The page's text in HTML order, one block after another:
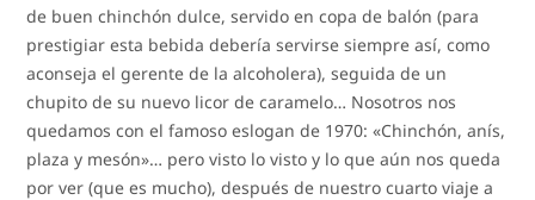
de buen chinchón dulce, servido en copa de balón (para
prestigiar esta bebida debería servirse siempre así, como
aconseja el gerente de la alcoholera), seguida de un
chupito de su nuevo licor de caramelo… Nosotros nos
quedamos con el famoso eslogan de 1970: «Chinchón, anís,
plaza y mesón»… pero visto lo visto y lo que aún nos queda
por ver (que es mucho), después de nuestro cuarto viaje a